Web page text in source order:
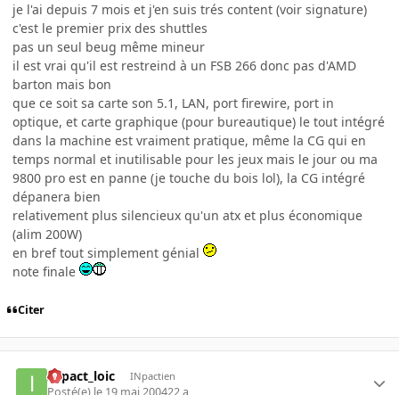
je l'ai depuis 7 mois et j'en suis trés content (voir signature)
c'est le premier prix des shuttles
pas un seul beug même mineur
il est vrai qu'il est restreind à un FSB 266 donc pas d'AMD
barton mais bon
que ce soit sa carte son 5.1, LAN, port firewire, port in
optique, et carte graphique (pour bureautique) le tout intégré
dans la machine est vraiment pratique, même la CG qui en
temps normal et inutilisable pour les jeux mais le jour ou ma
9800 pro est en panne (je touche du bois lol), la CG intégré
dépanera bien
relativement plus silencieux qu'un atx et plus économique
(alim 200W)
en bref tout simplement génial
note finale
Citer
INpact_loic INpactien
Posté(e) le 19 mai 200422 a